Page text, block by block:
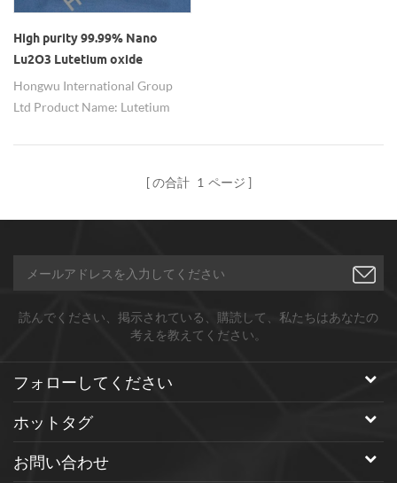
High purity 99.99% Nano
Lu2O3 Lutetium oxide
nanopowders
Hongwu International Group
Ltd Product Name: Lutetium
Lu2O3 Molecular weight:
Puirty: 99.99% CAS: 12032-20-
water, Soluble in non-polar acid,
easy to absorb carbon dioxide
of lutetium oxide nanopowders:
Used in laser materials, light-
emitting materials, electronic
industrial materials, nd-fe-b
permanent magnet materials,
chemical additives and
scientific research, etc We,
Hongwu Nanometer, are
の合計 1 ページ
読んでください、掲示されている、購読して、私たちはあなたの
考えを教えてください。
フォローしてください
ホットタグ
お問い合わせ